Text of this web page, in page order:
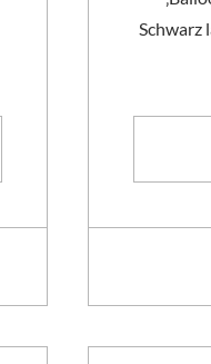
Schwarz